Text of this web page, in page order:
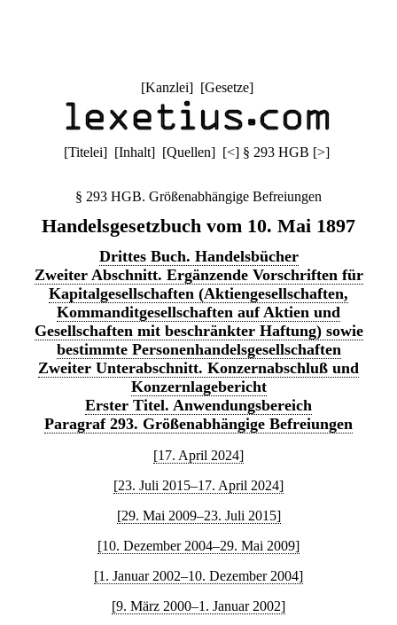
[Kanzlei] [Gesetze]
[Titelei] [Inhalt] [Quellen] [<] § 293 HGB [>]
§ 293 HGB. Größenabhängige Befreiungen
Handelsgesetzbuch vom 10. Mai 1897
Drittes Buch. Handelsbücher
Zweiter Abschnitt. Ergänzende Vorschriften für
Kapitalgesellschaften (Aktiengesellschaften,
Kommanditgesellschaften auf Aktien und
Gesellschaften mit beschränkter Haftung) sowie
bestimmte Personenhandelsgesellschaften
Zweiter Unterabschnitt. Konzernabschluß und
Konzernlagebericht
Erster Titel. Anwendungsbereich
Paragraf 293. Größenabhängige Befreiungen
[17. April 2024]
[23. Juli 2015–17. April 2024]
[29. Mai 2009–23. Juli 2015]
[10. Dezember 2004–29. Mai 2009]
[1. Januar 2002–10. Dezember 2004]
[9. März 2000–1. Januar 2002]